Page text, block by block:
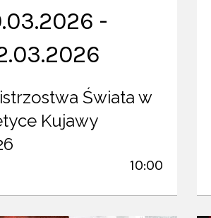
-
Świata w
Kujawy
10:00